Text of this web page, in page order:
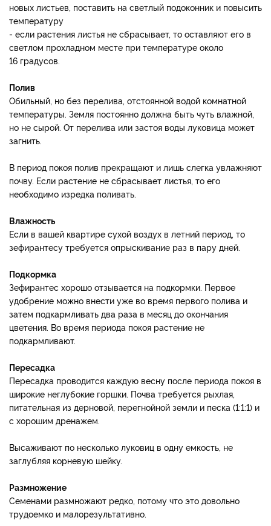
новых листьев, поставить на светлый подоконник и повысить
температуру
- если растения листья не сбрасывает, то оставляют его в
светлом прохладном месте при температуре около
16 градусов.
Полив
Обильный, но без перелива, отстоянной водой комнатной
температуры. Земля постоянно должна быть чуть влажной,
но не сырой. От перелива или застоя воды луковица может
загнить.
В период покоя полив прекращают и лишь слегка увлажняют
почву. Если растение не сбрасывает листья, то его
необходимо изредка поливать.
Влажность
Если в вашей квартире сухой воздух в летний период, то
зефирантесу требуется опрыскивание раз в пару дней.
Подкормка
Зефирантес хорошо отзывается на подкормки. Первое
удобрение можно внести уже во время первого полива и
затем подкармливать два раза в месяц до окончания
цветения. Во время периода покоя растение не
подкармливают.
Пересадка
Пересадка проводится каждую весну после периода покоя в
широкие неглубокие горшки. Почва требуется рыхлая,
питательная из дерновой, перегнойной земли и песка (1:1:1) и
с хорошим дренажем.
Высаживают по несколько луковиц в одну емкость, не
заглубляя корневую шейку.
Размножение
Семенами размножают редко, потому что это довольно
трудоемко и малорезультативно.